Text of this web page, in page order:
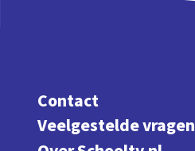
Contact
Veelgestelde vragen